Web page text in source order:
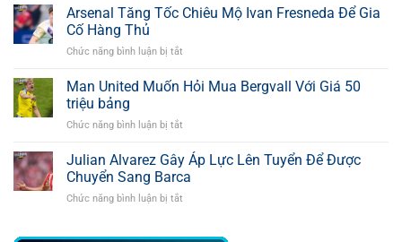
Inter
Thúc
Bằng
Bảng
Arsenal Tăng Tốc Chiêu Mộ Ivan Fresneda Để Gia
Cố Hàng Thủ
Chức năng bình luận bị tắt
Tăng
Fresneda
Để
Thủ
Man United Muốn Hỏi Mua Bergvall Với Giá 50
triệu bảng
Chức năng bình luận bị tắt
United
Muốn
Hỏi
Julian Alvarez Gây Áp Lực Lên Tuyển Để Được
Chuyển Sang Barca
Chức năng bình luận bị tắt